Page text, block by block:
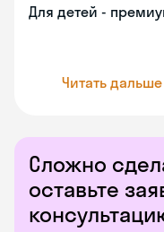
Для детей -
Читать дальше
Сложно
оставьте